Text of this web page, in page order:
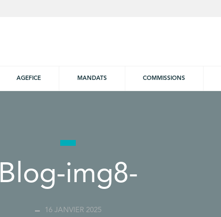
AGEFICE MANDATS COMMISSIONS
Blog-img8-
16 JANVIER 2025